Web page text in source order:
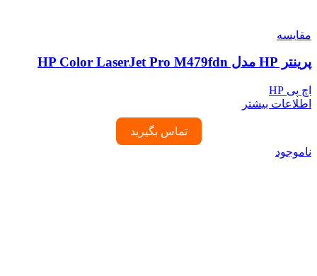
مقایسه
پرینتر HP مدل HP Color LaserJet Pro M479fdn
اچ پی HP
اطلاعات بیشتر
تماس بگیرید
ناموجود